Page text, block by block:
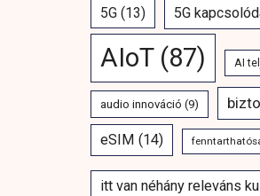
5G (13) 5G
AIoT(87) AI
audio innováció (9)
eSIM (14)
itt van néhány releváns